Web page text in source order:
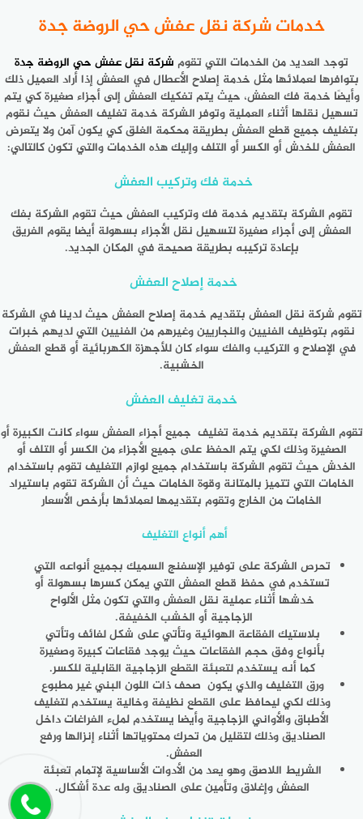
خدمات شركة نقل عفش حي الروضة جدة
توجد العديد من الخدمات التي تقوم شركة نقل عفش حي الروضة جدة
بتوافرها لعملائها مثل خدمة إصلاح الأعطال في العفش إذا أراد العميل ذلك
وأيضًا خدمة فك العفش، حيث يتم تفكيك العفش إلى أجزاء صغيرة كي يتم
تسهيل نقلها أثناء العملية وتوفر الشركة خدمة تغليف العفش حيث نقوم
بتغليف جميع قطع العفش بطريقة محكمة الغلق كي يكون آمن ولا يتعرض
العفش للخدش أو الكسر أو التلف وإليك هذه الخدمات والتي تكون كالتالي:
خدمة فك وتركيب العفش
تقوم الشركة بتقديم خدمة فك وتركيب العفش حيث تقوم الشركة بفك
العفش إلى أجزاء صغيرة لتسهيل نقل الأجزاء بسهولة أيضا يقوم الفريق
بإعادة تركيبه بطريقة صحيحة في المكان الجديد.
خدمة إصلاح العفش
تقوم شركة نقل العفش بتقديم خدمة إصلاح العفش حيث لدينا في الشركة
نقوم بتوظيف الفنيين والنجاريين وغيرهم من الفنيين التي لديهم خبرات
في الإصلاح و التركيب والفك سواء كان للأجهزة الكهربائية أو قطع العفش
الخشبية.
خدمة تغليف العفش
تقوم الشركة بتقديم خدمة تغليف جميع أجزاء العفش سواء كانت الكبيرة أو
الصغيرة وذلك لكي يتم الحفظ على جميع الأجزاء من الكسر أو التلف أو
الخدش حيث تقوم الشركة باستخدام جميع لوازم التغليف تقوم باستخدام
الخامات التي تتميز بالمتانة وقوة الخامات حيث أن الشركة تقوم باستيراد
الخامات من الخارج وتقوم بتقديمها لعملائها بأرخص الأسعار
أهم أنواع التغليف
تحرص الشركة على توفير الإسفنج السميك بجميع أنواعه التي
تستخدم في حفظ قطع العفش التي يمكن كسرها بسهولة أو
خدشها أثناء عملية نقل العفش والتي تكون مثل الألواح
الزجاجية أو الخشب الخفيفة.
بلاستيك الفقاعة الهوائية وتأتي على شكل لفائف وتأتي
بأنواع وفق حجم الفقاعات حيث يوجد فقاعات كبيرة وصغيرة
كما أنه يستخدم لتعبئة القطع الزجاجية القابلية للكسر.
ورق التغليف والذي يكون صحف ذات اللون البني غير مطبوع
وذلك لكي ليحافظ على القطع نظيفة وخالية يستخدم لتغليف
الأطباق والأواني الزجاجية وأيضا يستخدم لملء الفراغات داخل
الصناديق وذلك لتقليل من تحرك محتوياتها أثناء إنزالها ورفع
العفش.
الشريط اللاصق وهو يعد من الأدوات الأساسية لإتمام تعبئة
العفش وإغلاق وتأمين على الصناديق وله عدة أشكال.